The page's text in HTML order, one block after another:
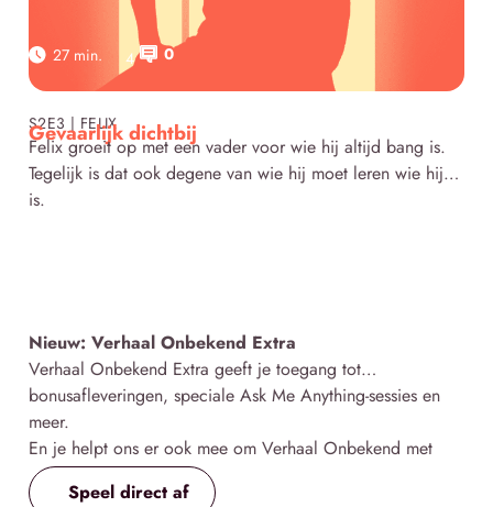
27 min. 4 0
S2E3 | FELIX
Gevaarlijk dichtbij
Felix groeit op met een vader voor wie hij altijd bang is.
Tegelijk is dat ook degene van wie hij moet leren wie hij
is.
Nieuw: Verhaal Onbekend Extra
Verhaal Onbekend Extra geeft je toegang tot
bonusafleveringen, speciale Ask Me Anything-sessies en
meer.
En je helpt ons er ook mee om Verhaal Onbekend met
veel liefde te kunnen blijven maken 🧡
Speel direct af